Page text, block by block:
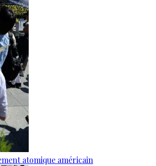
atomique américain